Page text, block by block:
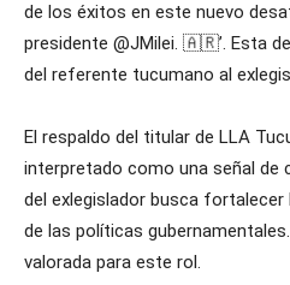
de los éxitos en este nuevo
presidente @JMilei. 🇦🇷’. Esta
del referente tucumano al
El respaldo del titular de LLA
interpretado como una señal de
del exlegislador busca
de las políticas
valorada para este rol.